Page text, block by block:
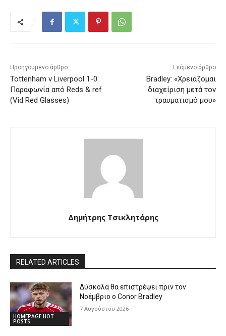
Προηγούμενο άρθρο
Tottenham v Liverpool 1-0:
Παραφωνία από Reds & ref
(Vid Red Glasses)
Επόμενο άρθρο
Bradley: «Χρειάζομαι
διαχείριση μετά τον
τραυματισμό μου»
Δημήτρης Τσικλητάρης
RELATED ARTICLES
HOMEPAGE HOT
POSTS
Δύσκολα θα επιστρέψει πριν τον
Νοέμβριο ο Conor Bradley
7 Αυγούστου 2026